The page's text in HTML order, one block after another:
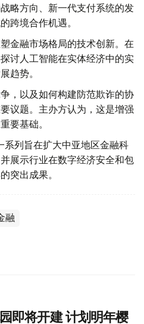
略方向、新一代支付系统的发
跨境合作机遇。
金融市场格局的技术创新。在
讨人工智能在实体经济中的实
趋势。
，以及如何构建防范欺诈的协
议题。主办方认为，这是增强
要基础。
列旨在扩大中亚地区金融科
展示行业在数字经济安全和包
突出成果。
融
即将开建 计划明年樱